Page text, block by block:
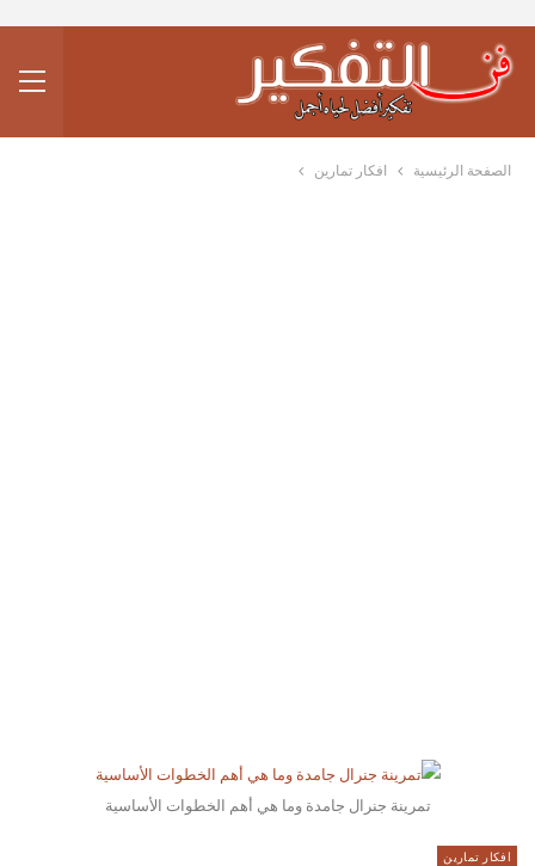
الصفحة الرئيسية افكار تمارين
تمرينة جنرال جامدة وما هي أهم الخطوات الأساسية
افكار تمارين